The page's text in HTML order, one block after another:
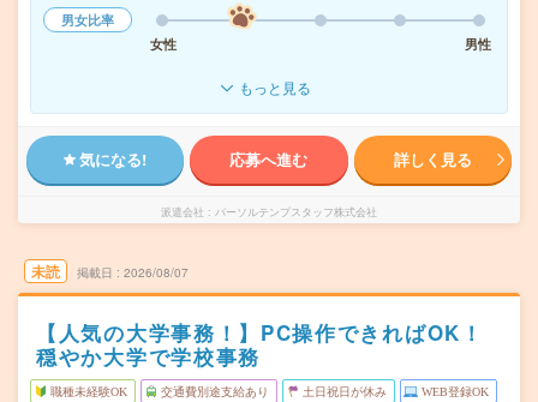
男女比率
女性
男性
もっと見る
気になる! 応募へ進む 詳しく見る
派遣会社 パーソルテンプスタッフ株式会社
未読 掲載日 2026/08/07
【人気の大学事務！】PC操作できればOK！
穏やか大学で学校事務
職種未経験OK 交通費別途支給あり 土日祝日が休み WEB登録OK